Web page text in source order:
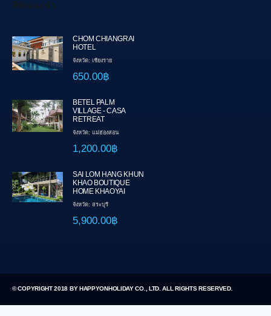
ที่พักแนะนำ
CHOM CHIANGRAI
HOTEL
จังหวัด: เชียงราย
650.00฿
BETEL PALM
VILLAGE - CASA
RETREAT
จังหวัด: แม่ฮ่องสอน
1,200.00฿
SAI LOM HANG KHUN
KHAO BOUTIQUE
HOME KHAOYAI
จังหวัด: สระบุรี
5,900.00฿
© COPYRIGHT 2018 BY HAPPYONHOLIDAY CO., LTD. ALL RIGHTS RESERVED.